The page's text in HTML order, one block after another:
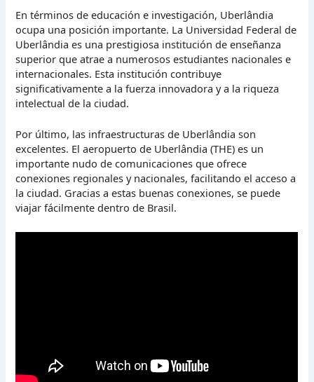
En términos de educación e investigación, Uberlândia
ocupa una posición importante. La Universidad Federal de
Uberlândia es una prestigiosa institución de enseñanza
superior que atrae a numerosos estudiantes nacionales e
internacionales. Esta institución contribuye
significativamente a la fuerza innovadora y a la riqueza
intelectual de la ciudad.
Por último, las infraestructuras de Uberlândia son
excelentes. El aeropuerto de Uberlândia (THE) es un
importante nudo de comunicaciones que ofrece
conexiones regionales y nacionales, facilitando el acceso a
la ciudad. Gracias a estas buenas conexiones, se puede
viajar fácilmente dentro de Brasil.